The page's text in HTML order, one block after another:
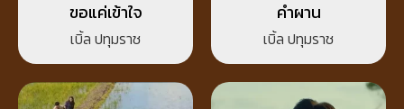
ขอแค่เข้าใจ
เบิ้ล ปทุมราช
คำผาน
เบิ้ล ปทุมราช